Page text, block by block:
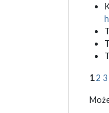
1 2 3